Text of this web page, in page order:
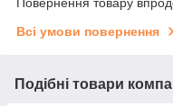
Всі умови повернення
Подібні товари